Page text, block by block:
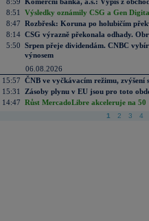
8:51
Výsledky oznámily CSG a Gen
8:47 Rozbřesk: Koruna po holubičím
8:14 CSG výrazně překonala odhady.
5:50 Srpen přeje dividendám. CNBC
výnosem
06.08.2026
15:57 ČNB ve vyčkávacím režimu, zvýšení
15:31
Zásoby plynu v EU jsou pro toto
14:47 Růst MercadoLibre akceleruje na
1 2 3 4